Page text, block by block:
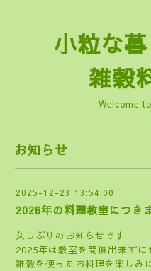
小粒
雑穀
Welcome
お知らせ
2025-12-23 13:54:00
2026年の料理教室につき
久しぶりのお知らせです
2025年は教室を開催出来ず
雑穀を使ったお料理を楽しみ